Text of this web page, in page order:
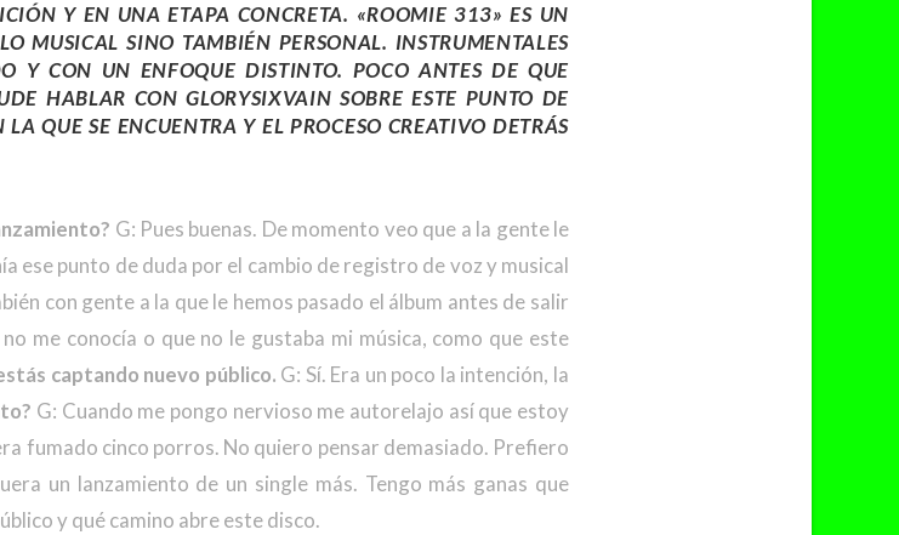
Y EN UNA ETAPA CONCRETA. «ROOMIE 313» ES UN
MUSICAL SINO TAMBIÉN PERSONAL. INSTRUMENTALES
Y CON UN ENFOQUE DISTINTO. POCO ANTES DE QUE
HABLAR CONGLORYSIXVAIN SOBRE ESTE PUNTO DE
QUE SE ENCUENTRA Y EL PROCESO CREATIVO DETRÁS
G: Pues buenas. De momento veo que a la gente le
ese punto de duda por el cambio de registro de voz y musical
con gente a la que le hemos pasado el álbum antes de salir
me conocía o que no le gustaba mi música, como que este
captando nuevo público. G: Sí. Era un poco la intención, la
G: Cuando me pongo nervioso me autorelajo así que estoy
fumado cinco porros. No quiero pensar demasiado. Prefiero
un lanzamiento de un single más. Tengo más ganas que
y qué camino abre este disco.